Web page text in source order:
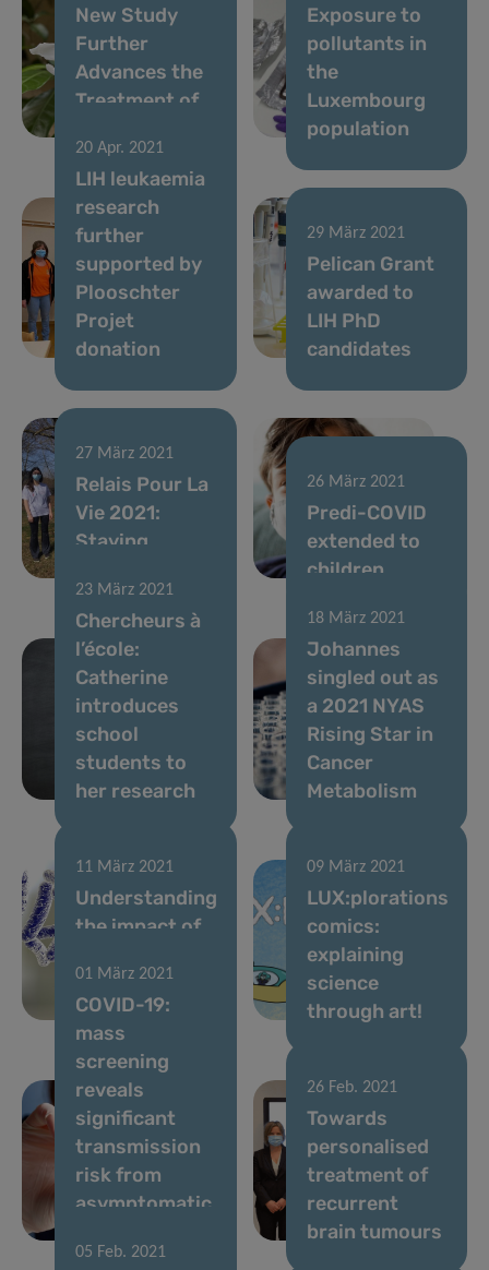
New Study
Further
Advances the
Treatment of
Exposure to
pollutants in
the
Luxembourg
population
20 Apr. 2021
LIH leukaemia
research
further
supported by
Plooschter
Projet
donation
29 März 2021
Pelican Grant
awarded to
LIH PhD
candidates
27 März 2021
Relais Pour La
Vie 2021:
Staying
26 März 2021
Predi-COVID
extended to
children
23 März 2021
Chercheurs à
l’école:
Catherine
introduces
school
students to
her research
18 März 2021
Johannes
singled out as
a 2021 NYAS
Rising Star in
Cancer
Metabolism
11 März 2021
Understanding
the impact of
on the gut
microbiome
09 März 2021
LUX:plorations
comics:
explaining
science
through art!
01 März 2021
COVID-19:
mass
screening
reveals
significant
transmission
risk from
asymptomatic
26 Feb. 2021
Towards
personalised
treatment of
recurrent
brain tumours
05 Feb. 2021